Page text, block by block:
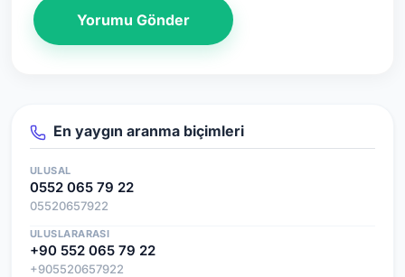
Yorumu Gönder
En yaygın aranma biçimleri
ULUSAL
0552 065 79 22
05520657922
ULUSLARARASI
+90 552 065 79 22
+905520657922